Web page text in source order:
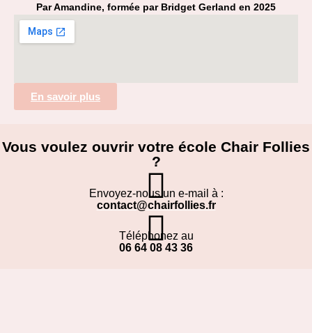
Par Amandine, formée par Bridget Gerland en 2025
En savoir plus
Vous voulez ouvrir votre école Chair Follies
?
Envoyez-nous un e-mail à :
contact@chairfollies.fr
Téléphonez au
06 64 08 43 36